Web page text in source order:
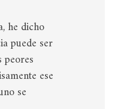
he dicho
puede ser
peores
ese
se